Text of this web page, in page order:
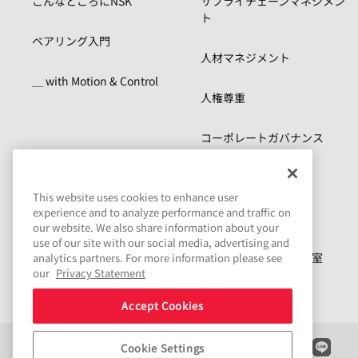
ベアリング入門
＿ with Motion & Control
ト
人材マネジメント
人権尊重
コーポレートガバナンス
リスクマネジメント
コンプライアンス
サステナビリティ資料室
Share
This website uses cookies to enhance user
experience and to analyze performance and traffic on
our website. We also share information about your
use of our site with our social media, advertising and
analytics partners. For more information please see
our Privacy Statement
Accept Cookies
Cookie Settings